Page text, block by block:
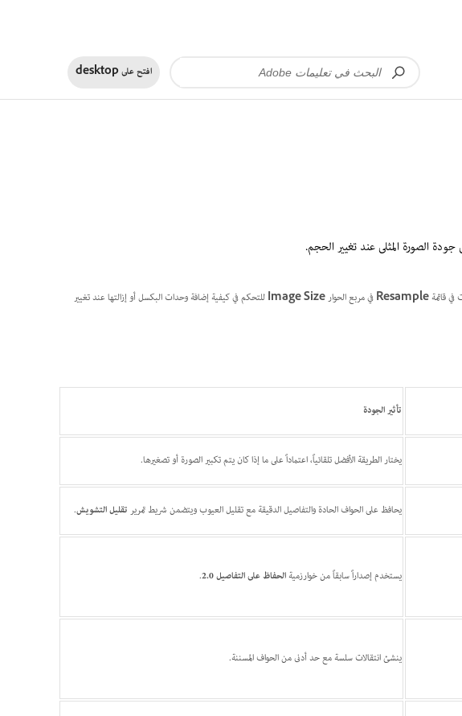
افتح علىdesktop
الصورة المثلى عند تغيير الحجم.
في قائمةResampleفي مربع الحوارImage Sizeللتحكم في كيفية إضافة وحدات البكسل أو إزالتها عند تغيير
تأثير الجودة
يختار الطريقة الأفضل تلقائياً، اعتماداً على ما إذا كان يتم تكبير الصورة أو تصغيرها.
يحافظ على الحواف الحادة والتفاصيل الدقيقة مع تقليل العيوب ويتضمن شريط تمريرتقليل التشويش.
يستخدم إصداراً سابقاً من خوارزميةالحفاظ على التفاصيل 2.0 .
ينشئ انتقالات سلسة مع حد أدنى من الحواف المسننة.